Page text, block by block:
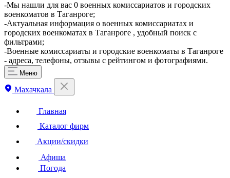
​-Мы нашли для вас 0 военных комиссариатов и городских
военкоматов в Таганроге;
-Актуальная информация о военных комиссариатах и
городских военкоматах в Таганроге , удобный поиск с
фильтрами;
-Военные комиссариаты и городские военкоматы в Таганроге
- адреса, телефоны, отзывы с рейтингом и фотографиями.
Меню
Махачкала
Главная
Каталог фирм
Акции/скидки
Афиша
Погода